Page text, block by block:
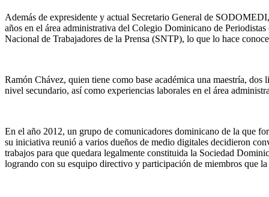
Además de expresidente y actual Secretario General de
años en el área administrativa del Colegio Dominicano de
Nacional de Trabajadores de la Prensa (SNTP), lo que lo hace
Ramón Chávez, quien tiene como base académica una maestría,
nivel secundario, así como experiencias laborales en el área
En el año 2012, un grupo de comunicadores dominicano de la que
su iniciativa reunió a varios dueños de medio digitales decidieron
trabajos para que quedara legalmente constituida la Sociedad
logrando con su esquipo directivo y participación de miembros que